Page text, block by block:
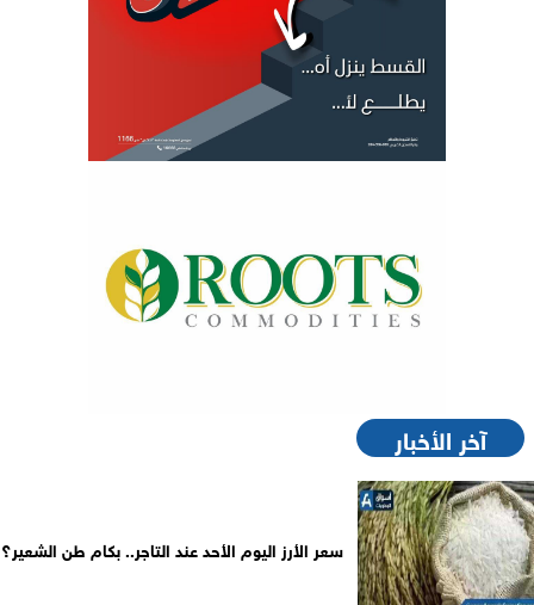
آخر الأخبار
سعر الأرز اليوم الأحد عند التاجر.. بكام طن الشعير؟